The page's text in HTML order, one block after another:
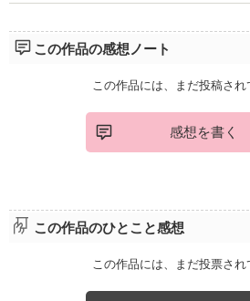
この作品の感想ノート
この作品には、まだ投稿され
感想を書く
この作品のひとこと感想
この作品には、まだ投票され